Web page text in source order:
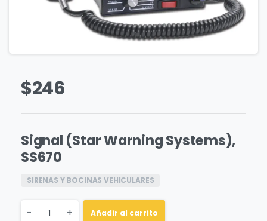
$246
Signal (Star Warning Systems),
SS670
SIRENAS Y BOCINAS VEHICULARES
Quantity
- + Añadir al carrito